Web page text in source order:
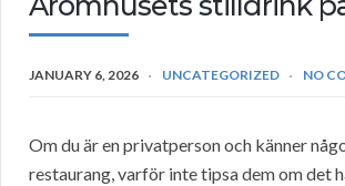
JANUARY 6, 2026 UNCATEGORIZED NO
Om du är en privatperson och känner
restaurang, varför inte tipsa dem om det